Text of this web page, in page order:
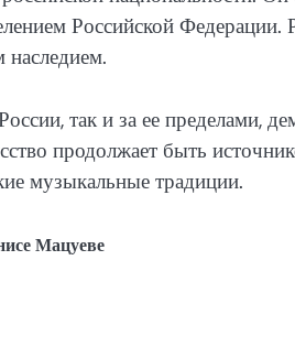
Российской
наследием.
так и за ее пределами,
продолжает быть
музыкальные традиции.
Мацуеве